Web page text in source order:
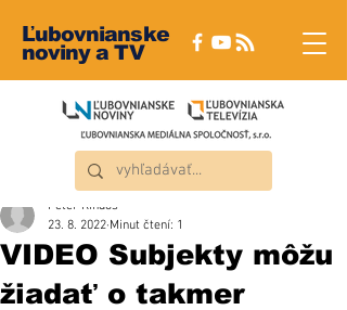
Ľubovnianske
noviny a TV
VIDEO Subjekty môžu
žiadať o takmer
Peter Rindoš
23. 8. 2022 Minut čtení: 1